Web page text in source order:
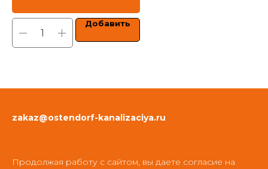
Добавить
zakaz@ostendorf-kanalizaciya.ru
Продолжая работу с сайтом, вы даете согласие на